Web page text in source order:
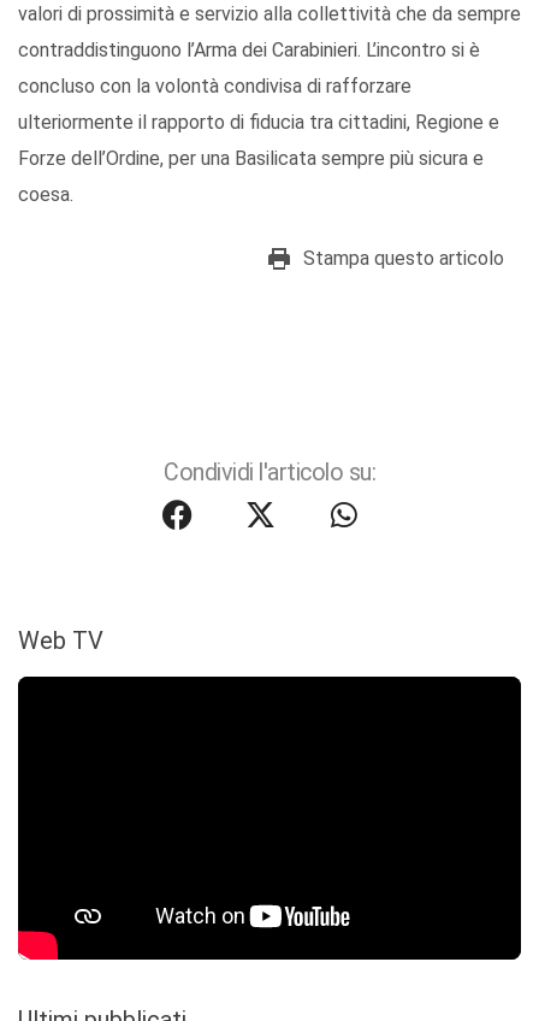
valori di prossimità e servizio alla collettività che da sempre
contraddistinguono l’Arma dei Carabinieri. L’incontro si è
concluso con la volontà condivisa di rafforzare
ulteriormente il rapporto di fiducia tra cittadini, Regione e
Forze dell’Ordine, per una Basilicata sempre più sicura e
coesa.
Stampa questo articolo
Condividi l'articolo su:
Web TV